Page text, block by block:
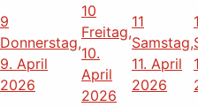
9
Donnerstag,
9. April
2026
10
Freitag,
10.
April
2026
11
Samstag,
11. April
2026